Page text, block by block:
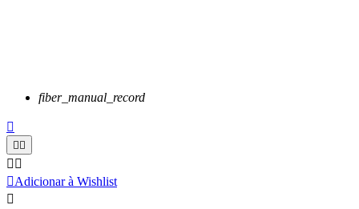
fiber_manual_record

 
 
Adicionar à Wishlist
